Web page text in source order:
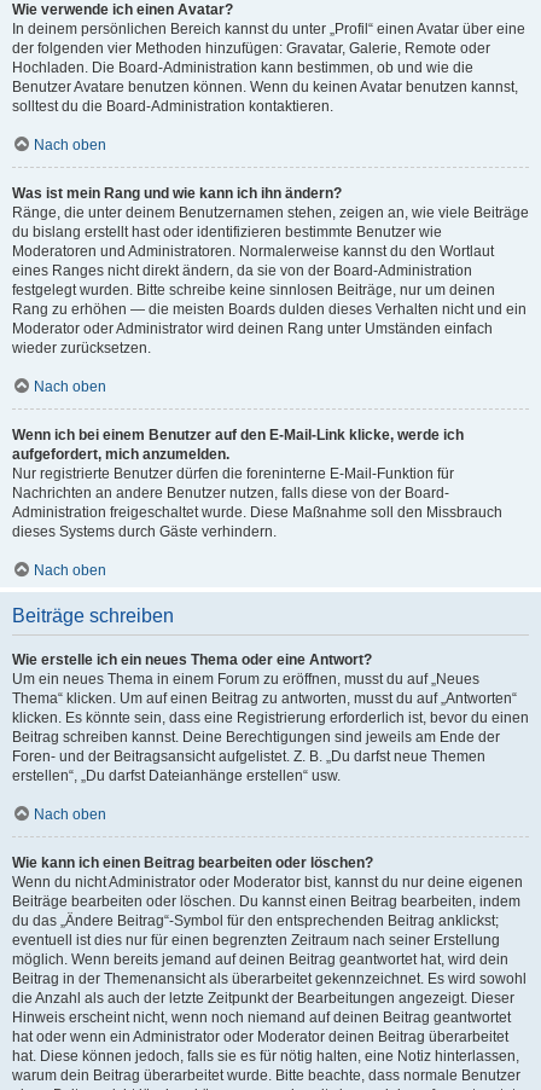
Wie verwende ich einen Avatar?
In deinem persönlichen Bereich kannst du unter „Profil“ einen Avatar über eine
der folgenden vier Methoden hinzufügen: Gravatar, Galerie, Remote oder
Hochladen. Die Board-Administration kann bestimmen, ob und wie die
Benutzer Avatare benutzen können. Wenn du keinen Avatar benutzen kannst,
solltest du die Board-Administration kontaktieren.
Nach oben
Was ist mein Rang und wie kann ich ihn ändern?
Ränge, die unter deinem Benutzernamen stehen, zeigen an, wie viele Beiträge
du bislang erstellt hast oder identifizieren bestimmte Benutzer wie
Moderatoren und Administratoren. Normalerweise kannst du den Wortlaut
eines Ranges nicht direkt ändern, da sie von der Board-Administration
festgelegt wurden. Bitte schreibe keine sinnlosen Beiträge, nur um deinen
Rang zu erhöhen — die meisten Boards dulden dieses Verhalten nicht und ein
Moderator oder Administrator wird deinen Rang unter Umständen einfach
wieder zurücksetzen.
Nach oben
Wenn ich bei einem Benutzer auf den E-Mail-Link klicke, werde ich
aufgefordert, mich anzumelden.
Nur registrierte Benutzer dürfen die foreninterne E-Mail-Funktion für
Nachrichten an andere Benutzer nutzen, falls diese von der Board-
Administration freigeschaltet wurde. Diese Maßnahme soll den Missbrauch
dieses Systems durch Gäste verhindern.
Nach oben
Beiträge schreiben
Wie erstelle ich ein neues Thema oder eine Antwort?
Um ein neues Thema in einem Forum zu eröffnen, musst du auf „Neues
Thema“ klicken. Um auf einen Beitrag zu antworten, musst du auf „Antworten“
klicken. Es könnte sein, dass eine Registrierung erforderlich ist, bevor du einen
Beitrag schreiben kannst. Deine Berechtigungen sind jeweils am Ende der
Foren- und der Beitragsansicht aufgelistet. Z. B. „Du darfst neue Themen
erstellen“, „Du darfst Dateianhänge erstellen“ usw.
Nach oben
Wie kann ich einen Beitrag bearbeiten oder löschen?
Wenn du nicht Administrator oder Moderator bist, kannst du nur deine eigenen
Beiträge bearbeiten oder löschen. Du kannst einen Beitrag bearbeiten, indem
du das „Ändere Beitrag“-Symbol für den entsprechenden Beitrag anklickst;
eventuell ist dies nur für einen begrenzten Zeitraum nach seiner Erstellung
möglich. Wenn bereits jemand auf deinen Beitrag geantwortet hat, wird dein
Beitrag in der Themenansicht als überarbeitet gekennzeichnet. Es wird sowohl
die Anzahl als auch der letzte Zeitpunkt der Bearbeitungen angezeigt. Dieser
Hinweis erscheint nicht, wenn noch niemand auf deinen Beitrag geantwortet
hat oder wenn ein Administrator oder Moderator deinen Beitrag überarbeitet
hat. Diese können jedoch, falls sie es für nötig halten, eine Notiz hinterlassen,
warum dein Beitrag überarbeitet wurde. Bitte beachte, dass normale Benutzer